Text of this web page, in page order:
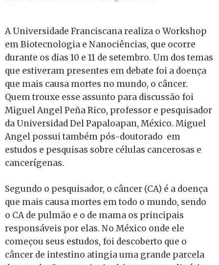
A Universidade Franciscana realiza o Workshop
em Biotecnologia e Nanociências, que ocorre
durante os dias 10 e 11 de setembro. Um dos temas
que estiveram presentes em debate foi a doença
que mais causa mortes no mundo, o câncer.
Quem trouxe esse assunto para discussão foi
Miguel Angel Peña Rico, professor e pesquisador
da Universidad Del Papaloapan, México. Miguel
Angel possui também pós-doutorado em
estudos e pesquisas sobre células cancerosas e
cancerígenas.
Segundo o pesquisador, o câncer (CA) é a doença
que mais causa mortes em todo o mundo, sendo
o CA de pulmão e o de mama os principais
responsáveis por elas. No México onde ele
começou seus estudos, foi descoberto que o
câncer de intestino atingia uma grande parcela